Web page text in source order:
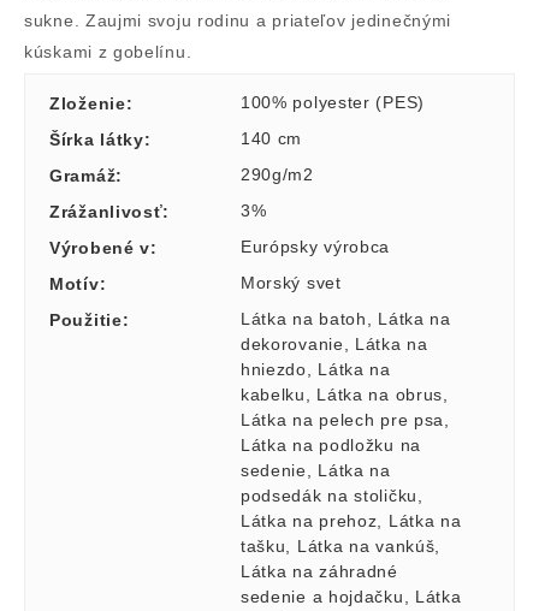
sukne. Zaujmi svoju rodinu a priateľov jedinečnými
kúskami z gobelínu.
Zloženie:
100% polyester (PES)
Šírka látky:
140 cm
Gramáž:
290g/m2
Zrážanlivosť:
3%
Výrobené v:
Európsky výrobca
Motív:
Morský svet
Použitie: Látka na batoh
Látka na
dekorovanie
Látka na
hniezdo
Látka na
kabelku
Látka na obrus
Látka na pelech pre psa
Látka na podložku na
sedenie
Látka na
podsedák na stoličku
Látka na prehoz
Látka na
tašku
Látka na vankúš
Látka na záhradné
sedenie a hojdačku
Látka